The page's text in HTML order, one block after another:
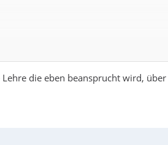
die eben beansprucht wird,